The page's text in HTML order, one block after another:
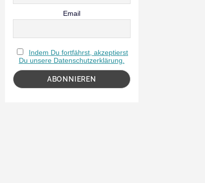
Email
Indem Du fortfährst, akzeptierst
Du unsere Datenschutzerklärung.